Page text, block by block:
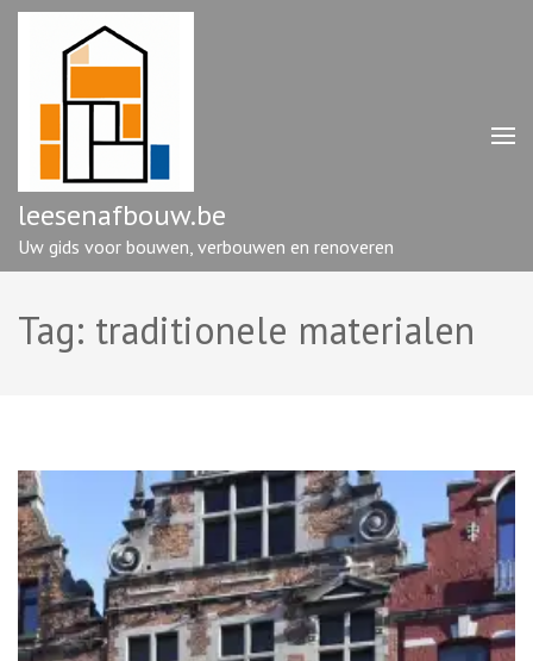
Ga
enter)
leesenafbouw.be
Uw gids voor bouwen, verbouwen en renoveren
Tag: traditionele materialen